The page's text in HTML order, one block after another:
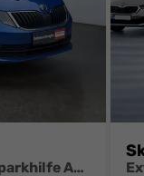
1.0 TSI Ambition 2ZoKlima Einparkhilfe Audio Swing